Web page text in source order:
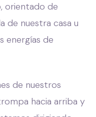
orientado de
de nuestra casa u
energías de
de nuestros
hacia arriba y